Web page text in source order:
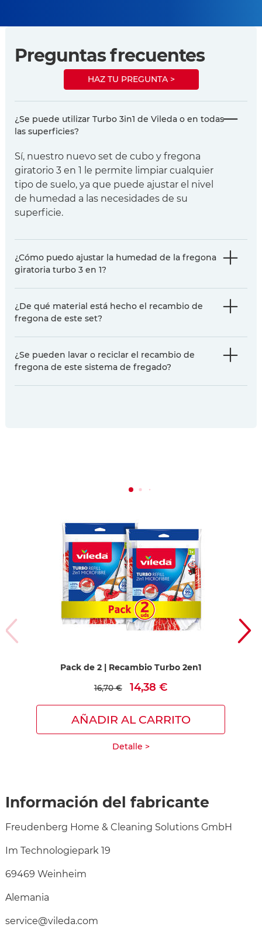
Preguntas frecuentes
HAZ TU PREGUNTA >
¿Se puede utilizar Turbo 3in1 de Vileda o en todas
las superficies?
Sí, nuestro nuevo set de cubo y fregona
giratorio 3 en 1 le permite limpiar cualquier
tipo de suelo, ya que puede ajustar el nivel
de humedad a las necesidades de su
superficie.
¿Cómo puedo ajustar la humedad de la fregona
giratoria turbo 3 en 1?
¿De qué material está hecho el recambio de
fregona de este set?
¿Se pueden lavar o reciclar el recambio de
fregona de este sistema de fregado?
Pack de 2 | Recambio Turbo 2en1
16,70 € 14,38 €
AÑADIR AL CARRITO
Detalle >
Información del fabricante
Freudenberg Home & Cleaning Solutions GmbH
Im Technologiepark 19
69469 Weinheim
Alemania
service@vileda.com